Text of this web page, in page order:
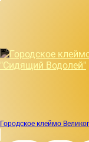
Городское клеймо